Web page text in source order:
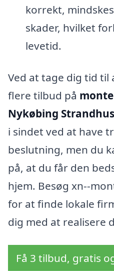
korrekt,
skader, hvilket
levetid.
Ved at tage dig tid
flere tilbud på
Nykøbing
i sindet ved at have
beslutning, men du
på, at du får den
hjem. Besøg xn--
for at finde lokale
dig med at realisere
Få 3 tilbud, gratis